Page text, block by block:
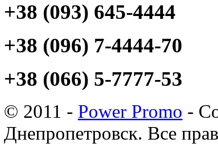
+38 (093) 645-4444
+38 (096) 7-4444-70
+38 (066) 5-7777-53
© 2011 - Power Promo -
Днепропетровск. Все